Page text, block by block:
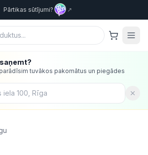
Pārtikas sūtījumi? ↗
tuvākos pakomātus un piegādes